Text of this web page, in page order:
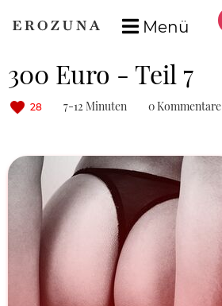
Menü
300 Euro - Teil 7
28 7-12 Minuten 0 Kommentare